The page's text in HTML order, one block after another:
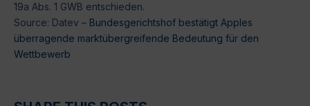
19a Abs. 1 GWB entschieden.
Source: Datev – Bundesgerichtshof bestätigt Apples
überragende marktübergreifende Bedeutung für den
Wettbewerb